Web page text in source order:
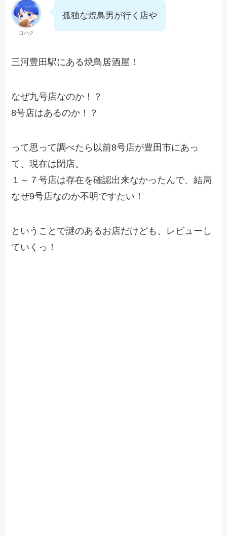
コハク
孤独な焼鳥男が行く店や
三河豊田駅にある焼鳥居酒屋！
なぜ九号店なのか！？
8号店はあるのか！？
って思って調べたら以前8号店が豊田市にあっ
て、現在は閉店。
１～７号店は存在を確認出来なかったんで、結局
なぜ9号店なのか不明ですたい！
ということで謎のあるお店だけども、レビューし
ていくっ！